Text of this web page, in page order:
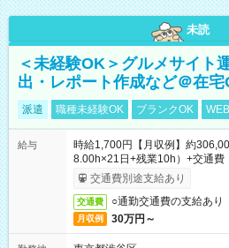
未読
＜未経験OK＞グルメサイト
出・レポート作成など＠在宅
派遣 職種未経験OK ブランクOK
給与
時給1,700円【月収例】約
8.00h×21日+残業10h）+交通費
交通費別途支給あり
交通費 ○通勤交通費の支給あり
月収例 30万円～